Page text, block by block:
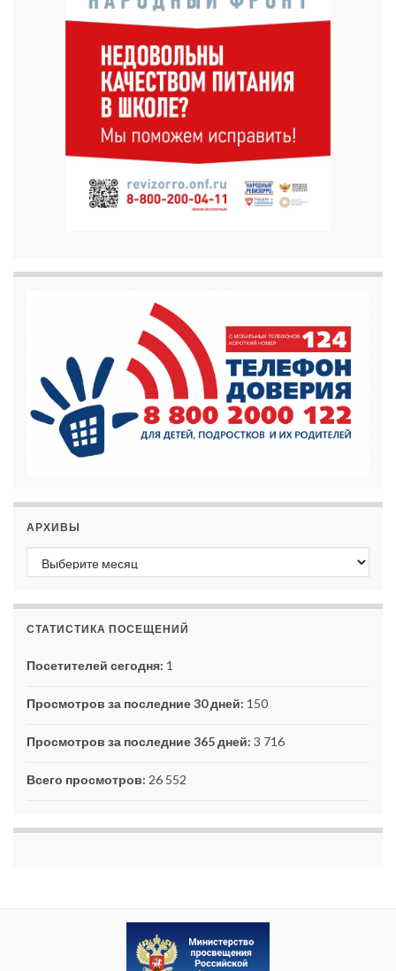
АРХИВЫ
Архивы
СТАТИСТИКА ПОСЕЩЕНИЙ
Посетителей сегодня: 1
Просмотров за последние 30 дней: 150
Просмотров за последние 365 дней: 3 716
Всего просмотров: 26 552